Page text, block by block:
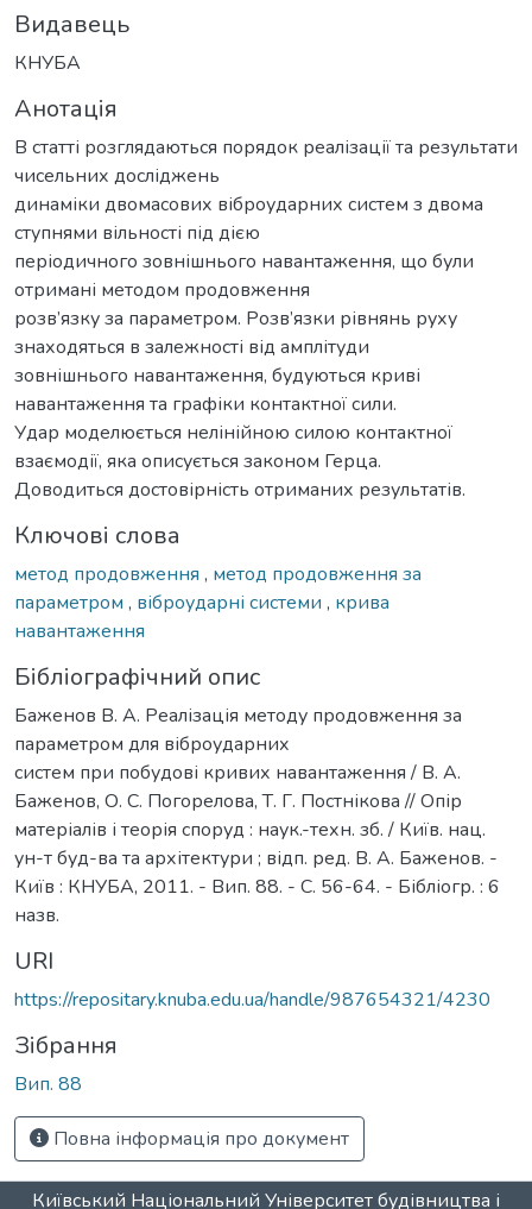
Видавець
КНУБА
Анотація
В статті розглядаються порядок реалізації та результати
чисельних досліджень
динаміки двомасових віброударних систем з двома
ступнями вільності під дією
періодичного зовнішнього навантаження, що були
отримані методом продовження
розв’язку за параметром. Розв’язки рівнянь руху
знаходяться в залежності від амплітуди
зовнішнього навантаження, будуються криві
навантаження та графіки контактної сили.
Удар моделюється нелінійною силою контактної
взаємодії, яка описується законом Герца.
Доводиться достовірність отриманих результатів.
Ключові слова
метод продовження , метод продовження за
параметром , віброударні системи , крива
навантаження
Бібліографічний опис
Баженов В. А. Реалізація методу продовження за
параметром для віброударних
систем при побудові кривих навантаження / В. А.
Баженов, О. С. Погорелова, Т. Г. Постнікова // Опір
матеріалів і теорія споруд : наук.-техн. зб. / Київ. нац.
ун-т буд-ва та архітектури ; відп. ред. В. А. Баженов. -
Київ : КНУБА, 2011. - Вип. 88. - С. 56-64. - Бібліогр. : 6
назв.
URI
https://repositary.knuba.edu.ua/handle/987654321/4230
Зібрання
Вип. 88
Повна інформація про документ
Київський Національний Університет будівництва і